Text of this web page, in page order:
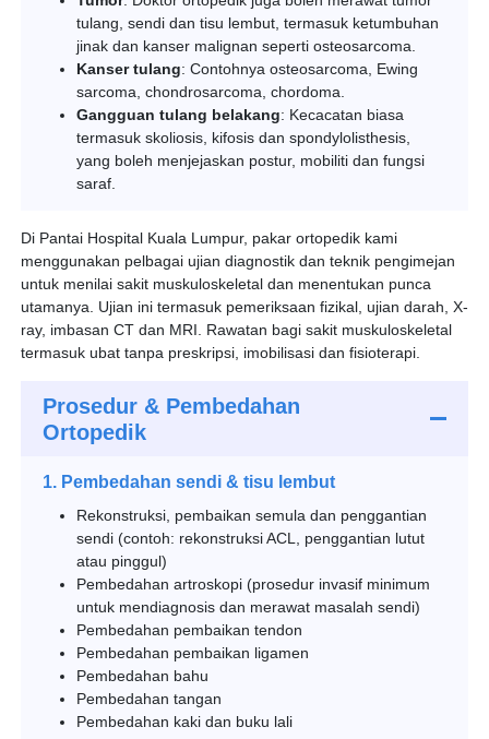
tulang, sendi dan tisu lembut, termasuk ketumbuhan
jinak dan kanser malignan seperti osteosarcoma.
Kanser tulang: Contohnya osteosarcoma, Ewing
sarcoma, chondrosarcoma, chordoma.
Gangguan tulang belakang: Kecacatan biasa
termasuk skoliosis, kifosis dan spondylolisthesis,
yang boleh menjejaskan postur, mobiliti dan fungsi
saraf.
Di Pantai Hospital Kuala Lumpur, pakar ortopedik kami
menggunakan pelbagai ujian diagnostik dan teknik pengimejan
untuk menilai sakit muskuloskeletal dan menentukan punca
utamanya. Ujian ini termasuk pemeriksaan fizikal, ujian darah, X-
ray, imbasan CT dan MRI. Rawatan bagi sakit muskuloskeletal
termasuk ubat tanpa preskripsi, imobilisasi dan fisioterapi.
Prosedur & Pembedahan
Ortopedik
1. Pembedahan sendi & tisu lembut
Rekonstruksi, pembaikan semula dan penggantian
sendi (contoh: rekonstruksi ACL, penggantian lutut
atau pinggul)
Pembedahan artroskopi (prosedur invasif minimum
untuk mendiagnosis dan merawat masalah sendi)
Pembedahan pembaikan tendon
Pembedahan pembaikan ligamen
Pembedahan bahu
Pembedahan tangan
Pembedahan kaki dan buku lali